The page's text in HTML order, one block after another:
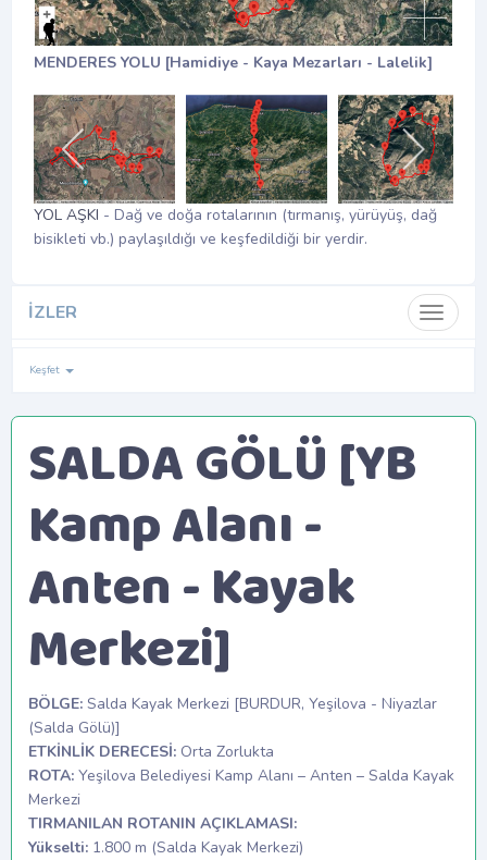
MURAT DAĞI [Ayı Alanı Yaylası - Kuma Yaylası]
YOL AŞKI - Dağ ve doğa rotalarının (tırmanış, yürüyüş, dağ
bisikleti vb.) paylaşıldığı ve keşfedildiği bir yerdir.
Toggle
İZLER
Keşfet
SALDA GÖLÜ [YB
Kamp Alanı -
Anten - Kayak
Merkezi]
BÖLGE: Salda Kayak Merkezi [BURDUR, Yeşilova - Niyazlar
(Salda Gölü)]
ETKİNLİK DERECESİ: Orta Zorlukta
ROTA: Yeşilova Belediyesi Kamp Alanı – Anten – Salda Kayak
Merkezi
TIRMANILAN ROTANIN AÇIKLAMASI:
Yükselti: 1.800 m (Salda Kayak Merkezi)